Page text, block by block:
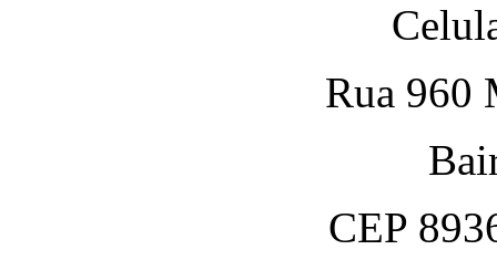
Rua 960
CEP